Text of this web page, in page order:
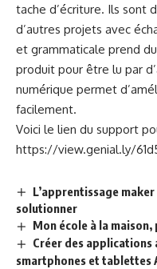
tache d’écriture. Ils sont
d’autres projets avec
et grammaticale prend
produit pour être lu par
numérique permet
facilement.
Voici le lien du support
https://view.genial.ly/
L’apprentissage
solutionner
Mon école à la
Créer des applications
smartphones et tablettes